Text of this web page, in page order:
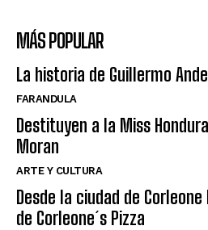
MÁS POPULAR
La historia de Guillermo
FARANDULA
Destituyen a la Miss
Moran
ARTE Y CULTURA
Desde la ciudad de
de Corleone´s Pizza